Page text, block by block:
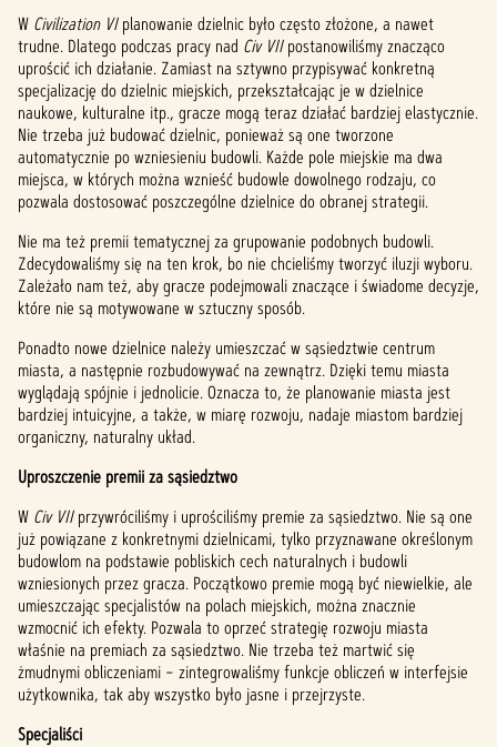
W Civilization VIplanowanie dzielnic było często złożone, a nawet
trudne. Dlatego podczas pracy nad Civ VIIpostanowiliśmy znacząco
uprościć ich działanie. Zamiast na sztywno przypisywać konkretną
specjalizację do dzielnic miejskich, przekształcając je w dzielnice
naukowe, kulturalne itp., gracze mogą teraz działać bardziej elastycznie.
Nie trzeba już budować dzielnic, ponieważ są one tworzone
automatycznie po wzniesieniu budowli. Każde pole miejskie ma dwa
miejsca, w których można wznieść budowle dowolnego rodzaju, co
pozwala dostosować poszczególne dzielnice do obranej strategii.
Nie ma też premii tematycznej za grupowanie podobnych budowli.
Zdecydowaliśmy się na ten krok, bo nie chcieliśmy tworzyć iluzji wyboru.
Zależało nam też, aby gracze podejmowali znaczące i świadome decyzje,
które nie są motywowane w sztuczny sposób.
Ponadto nowe dzielnice należy umieszczać w sąsiedztwie centrum
miasta, a następnie rozbudowywać na zewnątrz. Dzięki temu miasta
wyglądają spójnie i jednolicie. Oznacza to, że planowanie miasta jest
bardziej intuicyjne, a także, w miarę rozwoju, nadaje miastom bardziej
organiczny, naturalny układ.
Uproszczenie premii za sąsiedztwo
W Civ VIIprzywróciliśmy i uprościliśmy premie za sąsiedztwo. Nie są one
już powiązane z konkretnymi dzielnicami, tylko przyznawane określonym
budowlom na podstawie pobliskich cech naturalnych i budowli
wzniesionych przez gracza. Początkowo premie mogą być niewielkie, ale
umieszczając specjalistów na polach miejskich, można znacznie
wzmocnić ich efekty. Pozwala to oprzeć strategię rozwoju miasta
właśnie na premiach za sąsiedztwo. Nie trzeba też martwić się
żmudnymi obliczeniami – zintegrowaliśmy funkcje obliczeń w interfejsie
użytkownika, tak aby wszystko było jasne i przejrzyste.
Specjaliści